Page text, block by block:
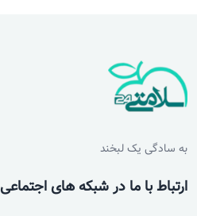
به سادگی یک لبخند
ارتباط با ما در شبکه های اجتماعی